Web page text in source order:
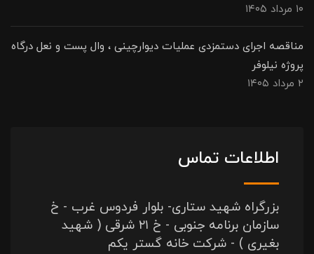
۱۰ مرداد ۱۴۰۵
مناقصه اجرای دستمزدی عملیات دیوارچینی ، وال پست و نعل درگاه
پروژه نیلوفر
۲ مرداد ۱۴۰۵
اطلاعات تماس
بزرگراه شهید ستاری- بلوار فردوس غرب - خ
سازمان برنامه جنوبی - خ ۲۱ شرقی ( شهید
بغیری ) - شرکت خانه گستر یکم